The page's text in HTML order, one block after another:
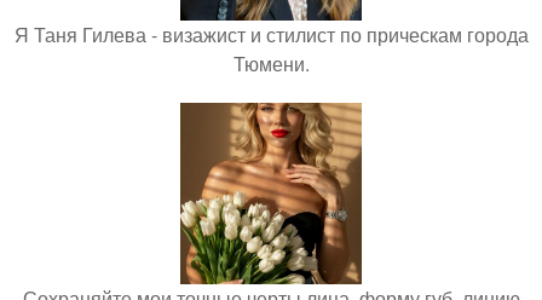
Я Таня Гилева - визажист и стилист по прическам города
Тюмени.